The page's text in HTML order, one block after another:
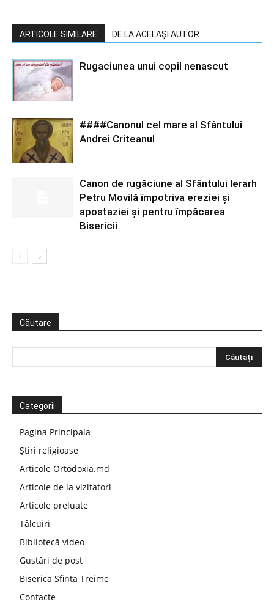
ARTICOLE SIMILARE DE LA ACELAȘI AUTOR
Rugaciunea unui copil nenascut
####Canonul cel mare al Sfântului
Andrei Criteanul
Canon de rugăciune al Sfântului Ierarh
Petru Movilă împotriva ereziei şi
apostaziei şi pentru împăcarea
Bisericii
Căutare
Categorii
Pagina Principala
Știri religioase
Articole Ortodoxia.md
Articole de la vizitatori
Articole preluate
Tâlcuiri
Bibliotecă video
Gustări de post
Biserica Sfinta Treime
Contacte